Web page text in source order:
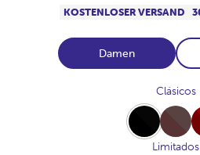
KOSTENLOSER VERSAND
Damen
Clásicos
Full-
Black
Full-
Chocolate
Full-
Limitados